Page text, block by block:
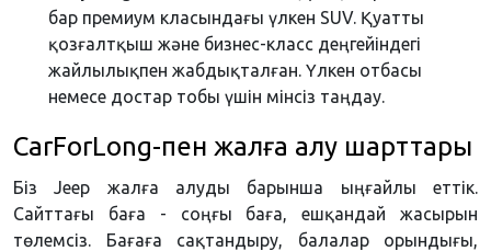
бар премиум класындағы үлкен SUV. Қуатты
қозғалтқыш және бизнес-класс деңгейіндегі
жайлылықпен жабдықталған. Үлкен отбасы
немесе достар тобы үшін мінсіз таңдау.
CarForLong-пен жалға алу шарттары
Біз Jeep жалға алуды барынша ыңғайлы еттік.
Сайттағы баға - соңғы баға, ешқандай жасырын
төлемсіз. Бағаға сақтандыру, балалар орындығы,